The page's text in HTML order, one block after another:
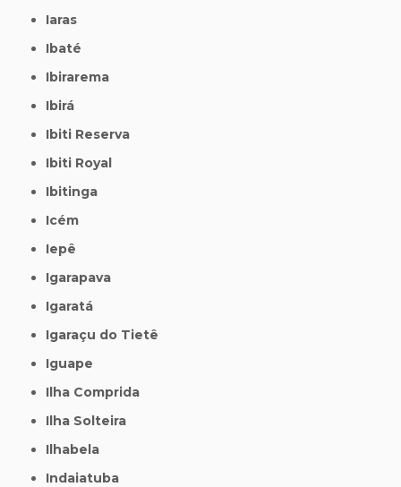
Iaras
Ibaté
Ibirarema
Ibirá
Ibiti Reserva
Ibiti Royal
Ibitinga
Icém
Iepê
Igarapava
Igaratá
Igaraçu do Tietê
Iguape
Ilha Comprida
Ilha Solteira
Ilhabela
Indaiatuba